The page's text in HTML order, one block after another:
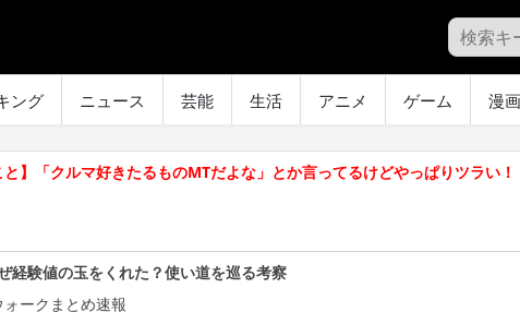
ング ニュース 芸能 生活 アニメ ゲーム 漫画
】「クルマ好きたるものMTだよな」とか言ってるけどやっぱりツラい！
経験値の玉をくれた？使い道を巡る考察
ォークまとめ速報